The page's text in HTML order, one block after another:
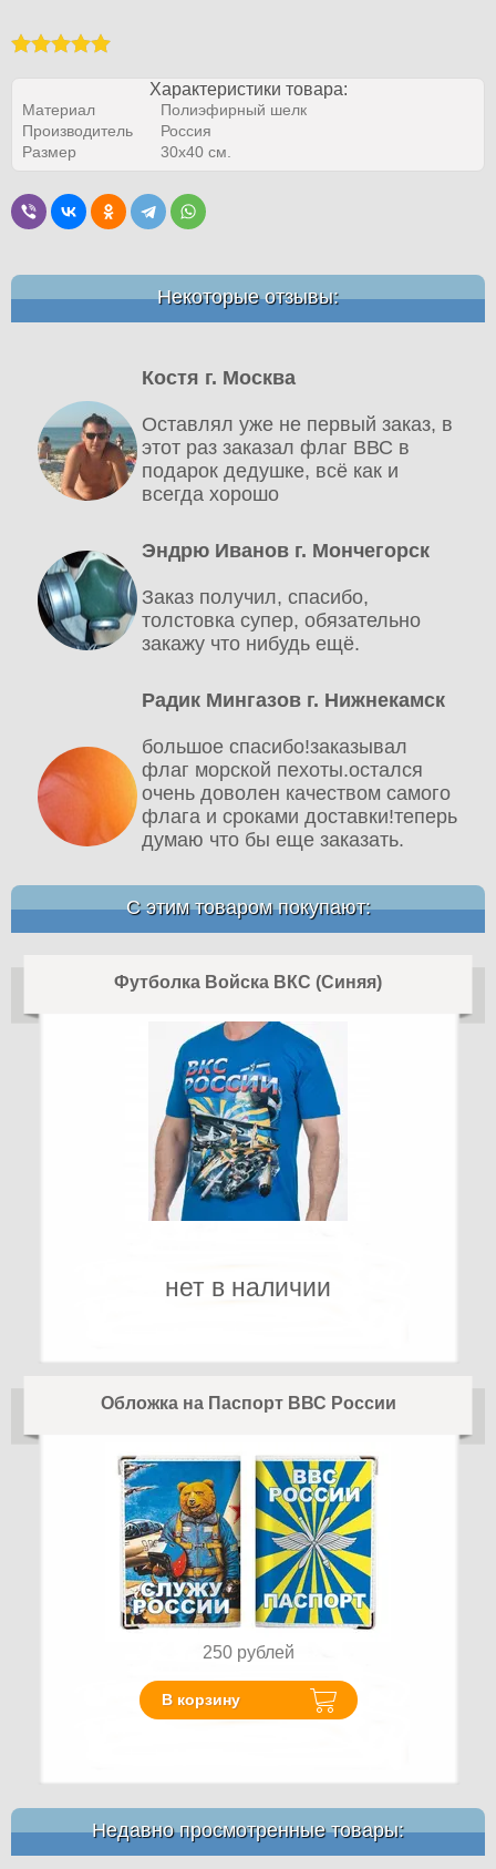
Характеристики товара:
Материал
Полиэфирный шелк
Производитель
Россия
Размер
30х40 см.
Некоторые отзывы:
Костя г. Москва
Оставлял уже не первый заказ, в
этот раз заказал флаг ВВС в
подарок дедушке, всё как и
всегда хорошо
Эндрю Иванов г. Мончегорск
Заказ получил, спасибо,
толстовка супер, обязательно
закажу что нибудь ещё.
Радик Мингазов г. Нижнекамск
большое спасибо!заказывал
флаг морской пехоты.остался
очень доволен качеством самого
флага и сроками доставки!теперь
думаю что бы еще заказать.
С этим товаром покупают:
Футболка Войска ВКС (Синяя)
нет в наличии
Обложка на Паспорт ВВС России
250 рублей
В корзину
Недавно просмотренные товары: